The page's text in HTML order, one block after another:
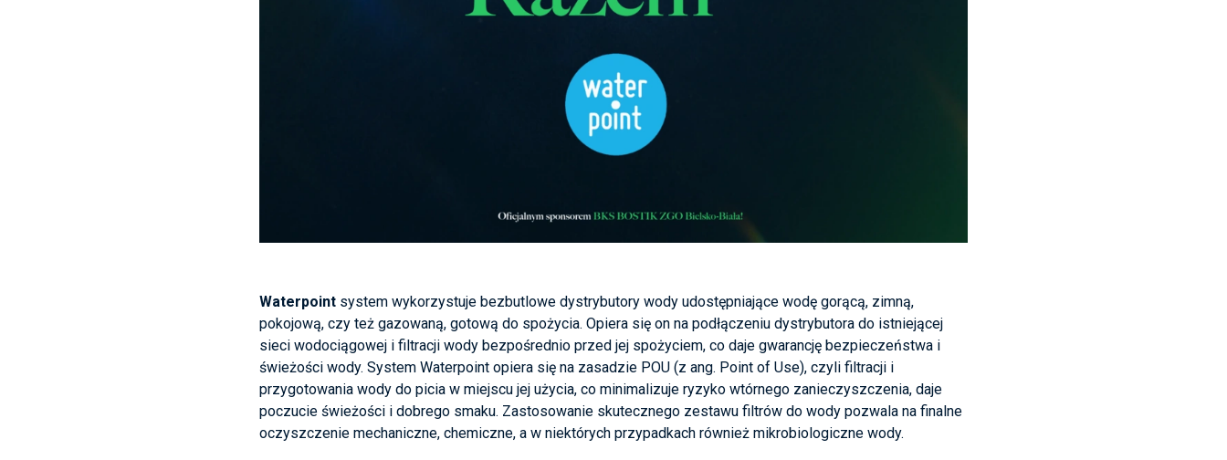
Waterpoint system wykorzystuje bezbutlowe dystrybutory wody udostępniające wodę gorącą, zimną,
pokojową, czy też gazowaną, gotową do spożycia. Opiera się on na podłączeniu dystrybutora do istniejącej
sieci wodociągowej i filtracji wody bezpośrednio przed jej spożyciem, co daje gwarancję bezpieczeństwa i
świeżości wody. System Waterpoint opiera się na zasadzie POU (z ang. Point of Use), czyli filtracji i
przygotowania wody do picia w miejscu jej użycia, co minimalizuje ryzyko wtórnego zanieczyszczenia, daje
poczucie świeżości i dobrego smaku. Zastosowanie skutecznego zestawu filtrów do wody pozwala na finalne
oczyszczenie mechaniczne, chemiczne, a w niektórych przypadkach również mikrobiologiczne wody.